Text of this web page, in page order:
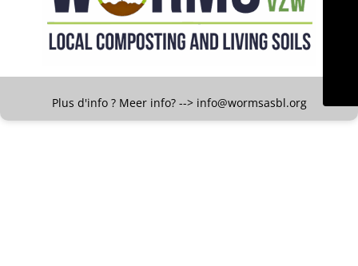
Plus d'info ? Meer info? --> info@wormsasbl.org